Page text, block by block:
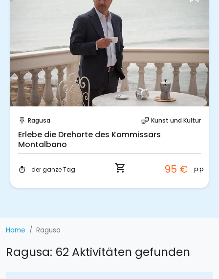
push_pin Ragusa theater_comedy Kunst und Kultur
Erlebe die Drehorte des Kommissars
Montalbano
timer der ganze Tag shopping_cart 95 € p.p.
Home Ragusa
Ragusa: 62 Aktivitäten gefunden